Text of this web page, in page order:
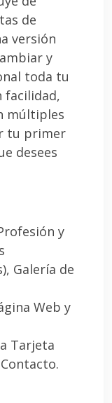
de
versión
y
toda tu
facilidad,
múltiples
tu primer
desees
y
Galería de
Web y
Tarjeta